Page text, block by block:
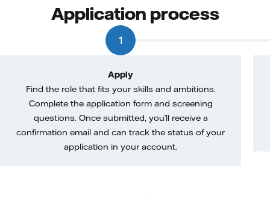
Application process
1
Apply
Find the role that fits your skills and ambitions.
Complete the application form and screening
questions. Once submitted, you’ll receive a
confirmation email and can track the status of your
application in your account.